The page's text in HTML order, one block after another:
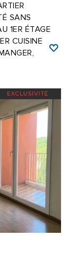
SANS
1ER ÉTAGE
CUISINE